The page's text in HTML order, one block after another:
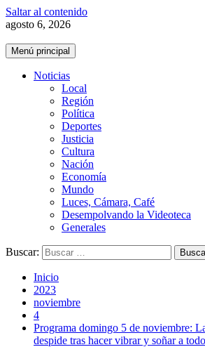
Saltar al contenido
agosto 6, 2026
Menú principal
Noticias
Local
Región
Política
Deportes
Justicia
Cultura
Nación
Economía
Mundo
Luces, Cámara, Café
Desempolvando la Videoteca
Generales
Buscar:
Inicio
2023
noviembre
4
Programa domingo 5 de noviembre:
despide tras hacer vibrar y soñar a